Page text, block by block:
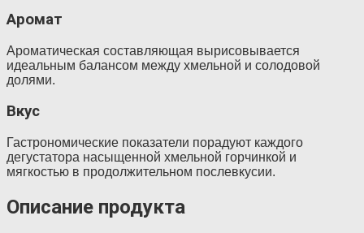
Аромат
Ароматическая составляющая вырисовывается
идеальным балансом между хмельной и солодовой
долями.
Вкус
Гастрономические показатели порадуют каждого
дегустатора насыщенной хмельной горчинкой и
мягкостью в продолжительном послевкусии.
Описание продукта